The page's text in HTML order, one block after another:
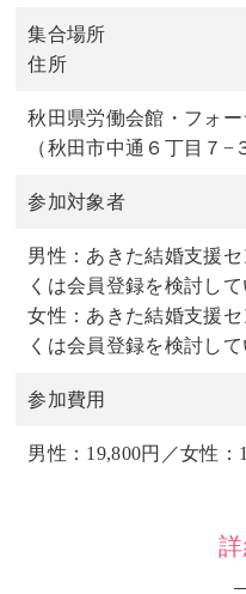
集合場所
住所
秋田県労働会館・フォ
（秋田市中通６丁目７−
参加対象者
男性：あきた結婚支援
くは会員登録を検討し
女性：あきた結婚支援
くは会員登録を検討し
参加費用
男性：19,800円／女性：